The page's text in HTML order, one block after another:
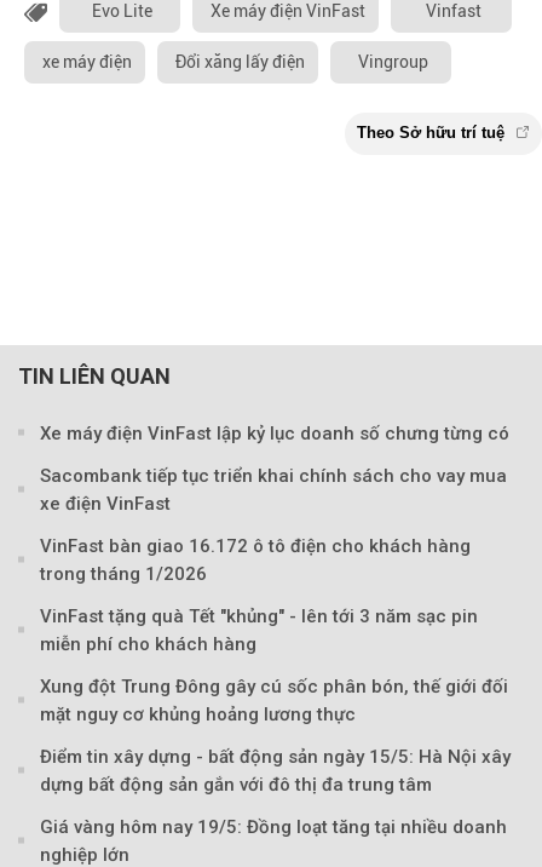
Evo Lite Xe máy điện VinFast Vinfast
xe máy điện Đổi xăng lấy điện Vingroup
TIN LIÊN QUAN
Xe máy điện VinFast lập kỷ lục doanh số chưng từng có
Sacombank tiếp tục triển khai chính sách cho vay mua
xe điện VinFast
VinFast bàn giao 16.172 ô tô điện cho khách hàng
trong tháng 1/2026
VinFast tặng quà Tết "khủng" - lên tới 3 năm sạc pin
miễn phí cho khách hàng
Xung đột Trung Đông gây cú sốc phân bón, thế giới đối
mặt nguy cơ khủng hoảng lương thực
Điểm tin xây dựng - bất động sản ngày 15/5: Hà Nội xây
dựng bất động sản gắn với đô thị đa trung tâm
Giá vàng hôm nay 19/5: Đồng loạt tăng tại nhiều doanh
nghiệp lớn